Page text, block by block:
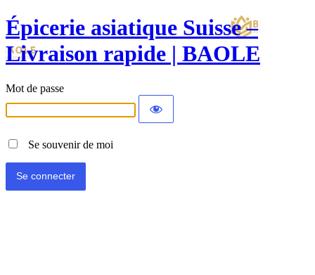
Épicerie asiatique Suisse –
Livraison rapide | BAOLE
Mot de passe
Se souvenir de moi